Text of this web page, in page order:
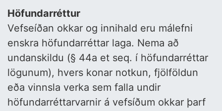
Höfundarréttur
Vefseíðan okkar og innihald eru málefni
enskra höfundarréttar laga. Nema að
undanskildu (§ 44a et seq. í höfundarréttar
lögunum), hvers konar notkun, fjölföldun
eða vinnsla verka sem falla undir
höfundarréttarvarnir á vefsíðum okkar þarf